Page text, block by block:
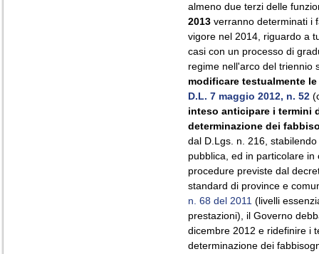
almeno due terzi delle
2013 verranno determinati i
vigore nel 2014, riguardo a
casi con un processo di
regime nell'arco del triennio
modificare testualmente le
D.L. 7 maggio 2012, n. 52
inteso anticipare i termini
determinazione dei
dal D.Lgs. n. 216,
pubblica, ed in particolare
procedure previste dal
standard di province e
n. 68 del 2011 (livelli
prestazioni), il Governo
dicembre 2012 e ridefinire i
determinazione dei